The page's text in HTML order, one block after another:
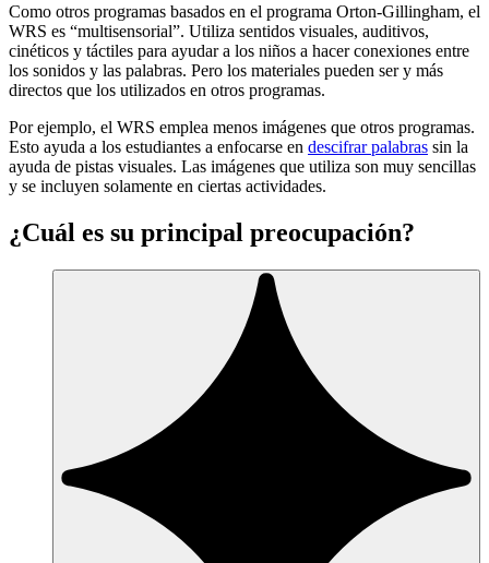
Como otros programas basados en el programa Orton-Gillingham, el
WRS es “multisensorial”. Utiliza sentidos visuales, auditivos,
cinéticos y táctiles para ayudar a los niños a hacer conexiones entre
los sonidos y las palabras. Pero los materiales pueden ser y más
directos que los utilizados en otros programas.
Por ejemplo, el WRS emplea menos imágenes que otros programas.
Esto ayuda a los estudiantes a enfocarse en descifrar palabras sin la
ayuda de pistas visuales. Las imágenes que utiliza son muy sencillas
y se incluyen solamente en ciertas actividades.
¿Cuál es su principal preocupación?